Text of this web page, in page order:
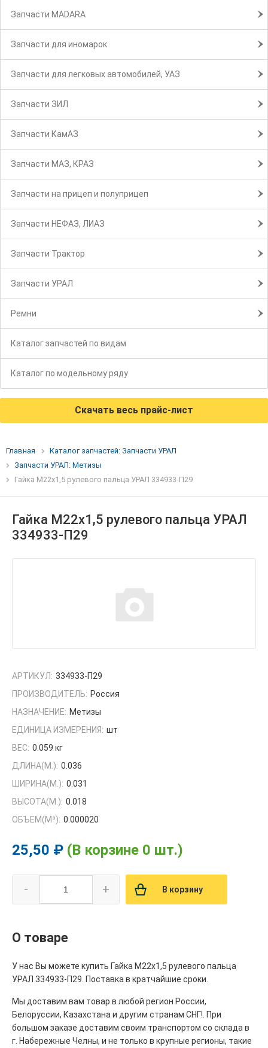
Запчасти MADARA
Запчасти для иномарок
Запчасти для легковых автомобилей, УАЗ
Запчасти ЗИЛ
Запчасти КамАЗ
Запчасти МАЗ, КРАЗ
Запчасти на прицеп и полуприцеп
Запчасти НЕФАЗ, ЛИАЗ
Запчасти Трактор
Запчасти УРАЛ
Ремни
Каталог запчастей по видам
Каталог по модельному ряду
Скачать весь прайс-лист
Главная
Каталог запчастей: Запчасти УРАЛ
Запчасти УРАЛ: Метизы
Гайка М22х1,5 рулевого пальца УРАЛ 334933-П29
Гайка М22х1,5 рулевого пальца УРАЛ
334933-П29
АРТИКУЛ: 334933-П29
ПРОИЗВОДИТЕЛЬ: Россия
НАЗНАЧЕНИЕ: Метизы
ЕДИНИЦА ИЗМЕРЕНИЯ: шт
ВЕС: 0.059 кг
ДЛИНА(М.): 0.036
ШИРИНА(М.): 0.031
ВЫСОТА(М.): 0.018
ОБЪЕМ(M³): 0.000020
25,50 ₽ (В корзине 0 шт.)
- + В корзину
О товаре
У нас Вы можете купить Гайка М22х1,5 рулевого пальца
УРАЛ 334933-П29. Поставка в кратчайшие сроки.
Мы доставим вам товар в любой регион России,
Белоруссии, Казахстана и другим странам СНГ!. При
большом заказе доставим своим транспортом со склада в
г. Набережные Челны, и не только в крупные регионы, такие